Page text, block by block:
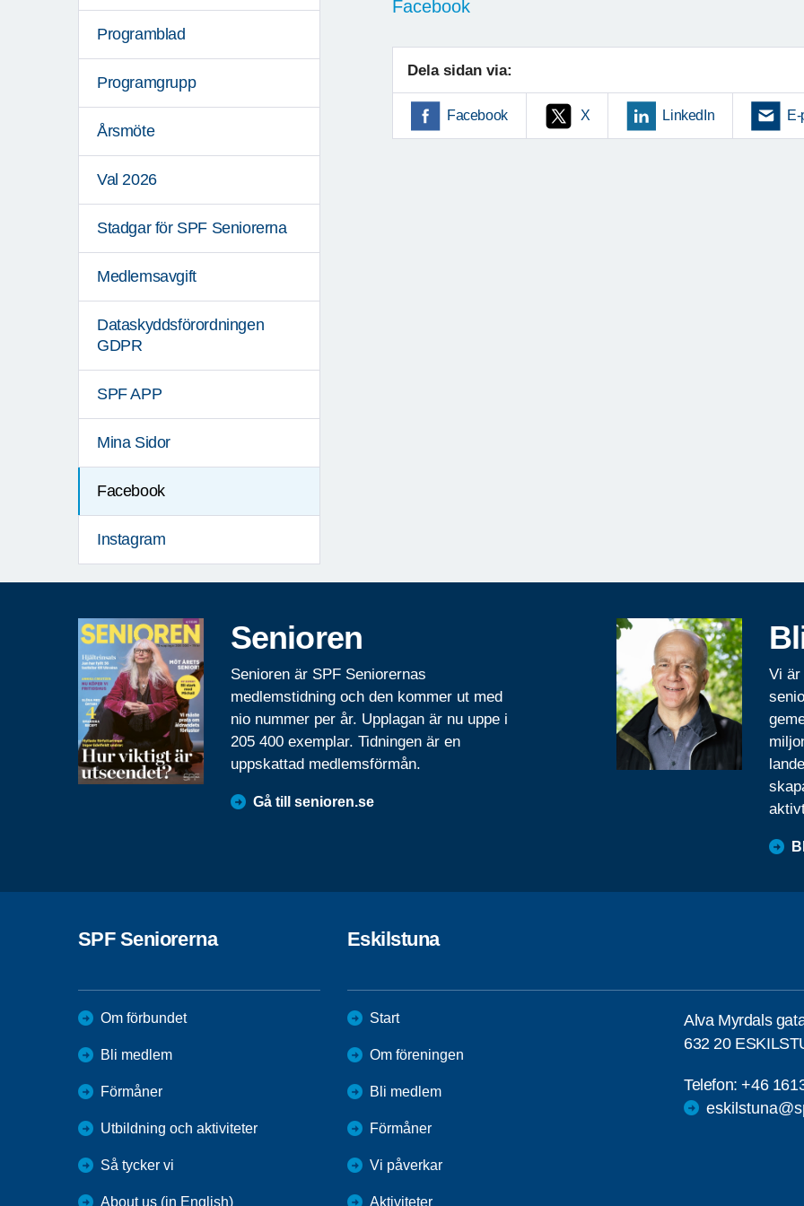
Programblad
Programgrupp
Årsmöte
Val 2026
Stadgar för SPF Seniorerna
Medlemsavgift
Dataskyddsförordningen
GDPR
SPF APP
Mina Sidor
Facebook
Instagram
Facebook
Dela sidan via:
Facebook X LinkedIn
Senioren
Senioren är SPF Seniorernas
medlemstidning och den kommer ut med
nio nummer per år. Upplagan är nu uppe i
205 400 exemplar. Tidningen är en
uppskattad medlemsförmån.
Gå till senioren.se
Vi är
SPF Seniorerna
Om förbundet
Bli medlem
Förmåner
Utbildning och aktiviteter
Så tycker vi
About us (in English)
Eskilstuna
Start
Om föreningen
Bli medlem
Förmåner
Vi påverkar
Aktiviteter
Alva Myrdals
632 20
Telefon:+46